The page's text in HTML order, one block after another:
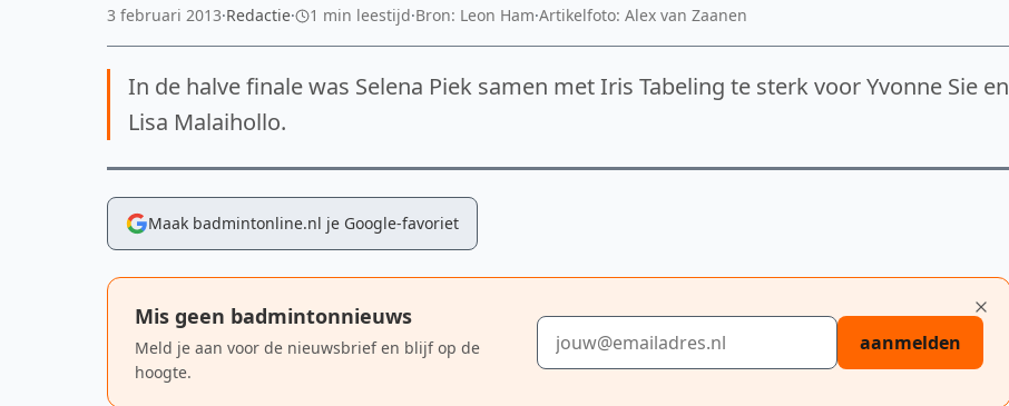
3 februari 2013·Redactie· 1 min leestijd·Bron: Leon Ham·Artikelfoto: Alex van Zaanen
In de halve finale was Selena Piek samen met Iris Tabeling te sterk voor Yvonne Sie en
Lisa Malaihollo.
Maak badmintonline.nl je Google-favoriet
Mis geen badmintonnieuws
Meld je aan voor de nieuwsbrief en blijf op de
hoogte.
E-mailadres
aanmelden